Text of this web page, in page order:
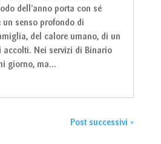
dell’anno porta con sé
senso profondo di
del calore umano, di un
accolti. Nei servizi di Binario
giorno, ma...
Post successivi »